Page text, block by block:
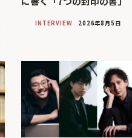
INTERVIEW 2026年8月5日